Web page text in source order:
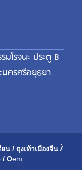
โรจนะ ประตู B
ครศรีอยุธยา
ยน / ถุงเท้าเมืองจีน /่
/ Oem